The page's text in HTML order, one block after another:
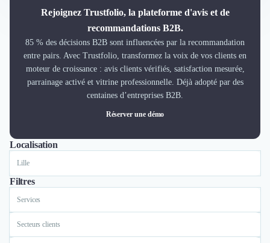
Demander une démo
Connexion
Cabinet de Recrutement
Marque Employeur
Conseil en Management et Organisation
Gestion paie
Qualité de Vie au Travail (QVT)
Portage Salarial
Responsabilité Sociétale des Entreprises (RSE)
Marketplace de freelance
Coaching
Rejoignez Trustfolio, la plateforme d'avis et de
recommandations B2B.
85 % des décisions B2B sont influencées par la recommandation
entre pairs. Avec Trustfolio, transformez la voix de vos clients en
moteur de croissance : avis clients vérifiés, satisfaction mesurée,
parrainage activé et vitrine professionnelle. Déjà adopté par des
centaines d’entreprises B2B.
Réserver une démo
Localisation
ToutLyonParis
Filtres
Services
Secteurs clients